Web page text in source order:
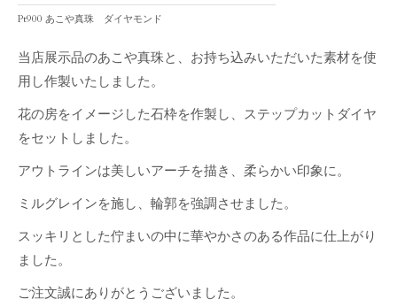
Pt900 あこや真珠 ダイヤモンド
当店展示品のあこや真珠と、お持ち込みいただいた素材を使
用し作製いたしました。
花の房をイメージした石枠を作製し、ステップカットダイヤ
をセットしました。
アウトラインは美しいアーチを描き、柔らかい印象に。
ミルグレインを施し、輪郭を強調させました。
スッキリとした佇まいの中に華やかさのある作品に仕上がり
ました。
ご注文誠にありがとうございました。